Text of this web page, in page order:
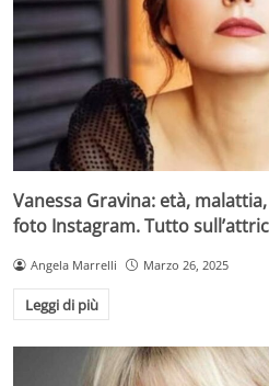
Vanessa Gravina: età,
foto Instagram. Tutto
Angela Marrelli Marzo 26, 2025
Leggi di più